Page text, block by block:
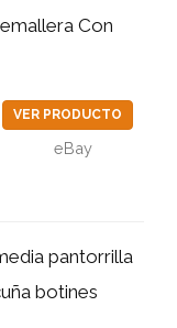
Con
VER PRODUCTO
eBay
pantorrilla
botines